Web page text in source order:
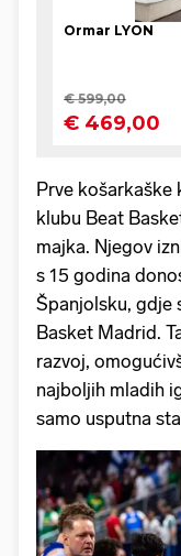
Prve košarkaške
klubu Beat
majka. Njegov
s 15 godina
Španjolsku, gdje
Basket Madrid.
razvoj,
najboljih mladih
samo usputna